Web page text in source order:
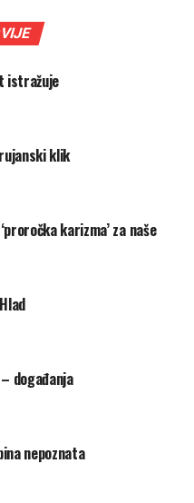
istražuje
klik
karizma’ za naše
događanja
nepoznata